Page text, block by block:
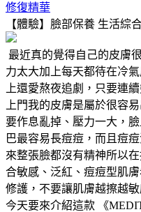
修復精華
【體驗】臉部保養 生活綜
最近真的覺得自己的皮膚
力太大加上每天都待在冷
上還愛熬夜追劇，只要連
上門我的皮膚是屬於很容
要作息亂掉、壓力一大，
巴最容易長痘痘，而且痘
來整張臉都沒有精神所以
合敏感、泛紅、痘痘型肌
修護，不要讓肌膚越擦越
今天要來介紹這款 《